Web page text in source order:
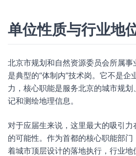
单位性质与行业地
北京市规划和自然资源委员会所属
是典型的“体制内”技术岗。它不是企
力，核心职能是服务北京的城市规
记和测绘地理信息。
对于应届生来说，这里最大的吸引力
的可能性。作为首都的核心职能部
着城市顶层设计的落地执行，行业